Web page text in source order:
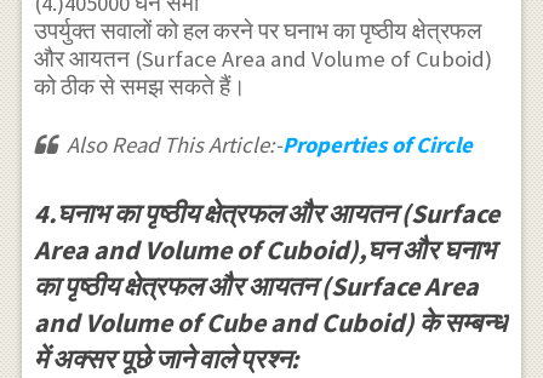
उपर्युक्त सवालों को हल करने पर घनाभ का पृष्ठीय क्षेत्रफल
और आयतन (Surface Area and Volume of Cuboid)
को ठीक से समझ सकते हैं।
Also Read This Article:-Properties of Circle
4.घनाभ का पृष्ठीय क्षेत्रफल और आयतन (Surface
Area and Volume of Cuboid),घन और घनाभ
का पृष्ठीय क्षेत्रफल और आयतन (Surface Area
and Volume of Cube and Cuboid) के सम्बन्ध
में अक्सर पूछे जाने वाले प्रश्न: